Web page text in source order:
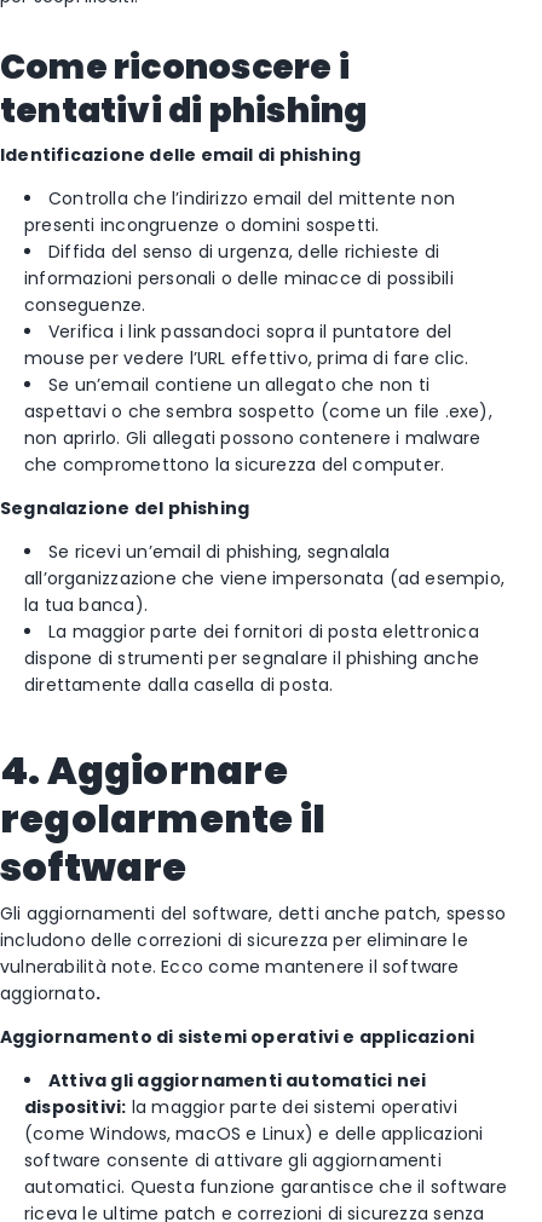
Come riconoscere i
tentativi di phishing
Identificazione delle email di phishing
Controlla che l’indirizzo email del mittente non
presenti incongruenze o domini sospetti.
Diffida del senso di urgenza, delle richieste di
informazioni personali o delle minacce di possibili
conseguenze.
Verifica i link passandoci sopra il puntatore del
mouse per vedere l’URL effettivo, prima di fare clic.
Se un’email contiene un allegato che non ti
aspettavi o che sembra sospetto (come un file .exe),
non aprirlo. Gli allegati possono contenere i malware
che compromettono la sicurezza del computer.
Segnalazione del phishing
Se ricevi un’email di phishing, segnalala
all’organizzazione che viene impersonata (ad esempio,
la tua banca).
La maggior parte dei fornitori di posta elettronica
dispone di strumenti per segnalare il phishing anche
direttamente dalla casella di posta.
4. Aggiornare
regolarmente il
software
Gli aggiornamenti del software, detti anche patch, spesso
includono delle correzioni di sicurezza per eliminare le
vulnerabilità note. Ecco come mantenere il software
aggiornato.
Aggiornamento di sistemi operativi e applicazioni
Attiva gli aggiornamenti automatici nei
dispositivi: la maggior parte dei sistemi operativi
(come Windows, macOS e Linux) e delle applicazioni
software consente di attivare gli aggiornamenti
automatici. Questa funzione garantisce che il software
riceva le ultime patch e correzioni di sicurezza senza